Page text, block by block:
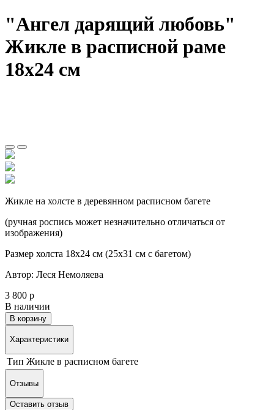
"Ангел дарящий любовь"
Жикле в расписной раме
18х24 см
Жикле на холсте в деревянном расписном багете
(ручная роспись может незначительно отличаться от
изображения)
Размер холста 18х24 см (25х31 см с багетом)
Автор: Леся Немоляева
3 800 р
В наличии
В корзину
Характеристики
Тип Жикле в расписном багете
Отзывы
Оставить отзыв